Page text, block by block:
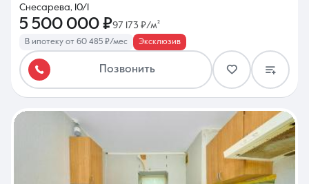
Снесарева, 10/1
5 500 000 ₽97 173 ₽/м²
В ипотеку от 60 485 ₽/мес Эксклюзив
Позвонить